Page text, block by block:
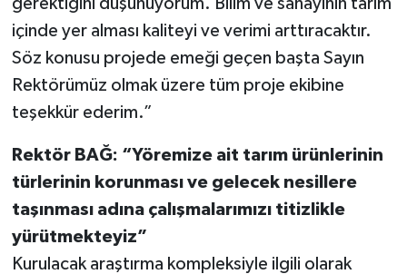
içinde yer alması kaliteyi ve verimi arttıracaktır.
Söz konusu projede emeği geçen başta Sayın
Rektörümüz olmak üzere tüm proje ekibine
teşekkür ederim.”
Rektör BAĞ: “Yöremize ait tarım ürünlerinin
türlerinin korunması ve gelecek nesillere
taşınması adına çalışmalarımızı titizlikle
yürütmekteyiz”
Kurulacak araştırma kompleksiyle ilgili olarak